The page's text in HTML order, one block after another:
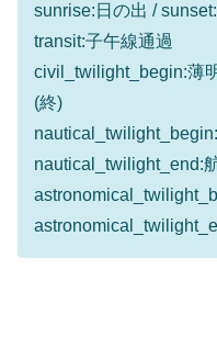
sunrise:日の出 /
transit:子午線通過
civil_twilight_begin:薄
(終)
nautical_twilight_end: